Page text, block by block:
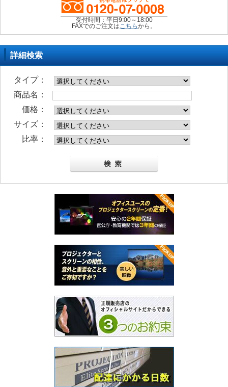
受付時間：平日9:00～18:00
FAXでのご注文はこちらから。
詳細検索
タイプ：
商品名：
価格：
サイズ：
比率：